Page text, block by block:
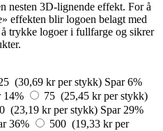
nesten 3D-lignende effekt. For å
effekten blir logoen belagt med
trykke logoer i fullfarge og sikrer
(30,69 kr per stykk) Spar 6%
14%
75 (25,45 kr per stykk)
(23,19 kr per stykk) Spar 29%
36%
500 (19,33 kr per